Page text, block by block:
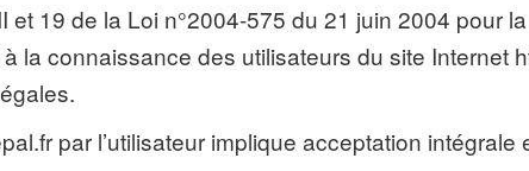
19 de la Loi n°2004-575 du 21 juin 2004 pour
la connaissance des utilisateurs du site Internet
par l’utilisateur implique acceptation